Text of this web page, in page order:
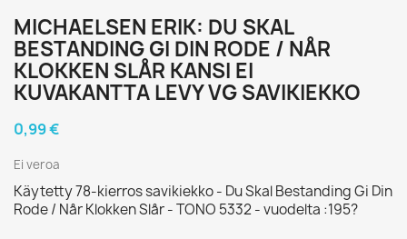
MICHAELSEN ERIK: DU SKAL
BESTANDING GI DIN RODE / NÅR
KLOKKEN SLÅR KANSI EI
KUVAKANTTA LEVY VG SAVIKIEKKO
0,99 €
Ei veroa
Käytetty 78-kierros savikiekko - Du Skal Bestanding Gi Din
Rode / Når Klokken Slår - TONO 5332 - vuodelta :195?